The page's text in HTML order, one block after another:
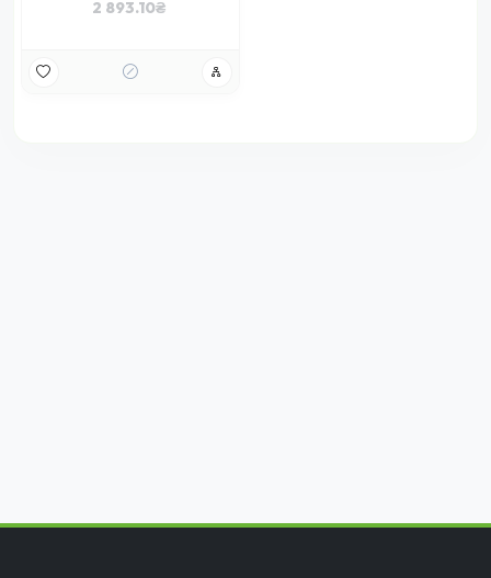
2 893.10